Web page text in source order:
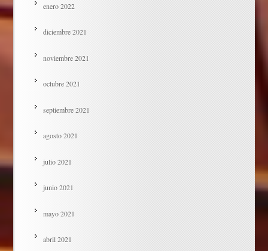
enero 2022
diciembre 2021
noviembre 2021
octubre 2021
septiembre 2021
agosto 2021
julio 2021
junio 2021
mayo 2021
abril 2021